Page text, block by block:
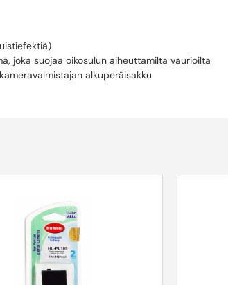
joka suojaa oikosulun aiheuttamilta vaurioilta
alkuperäisakku